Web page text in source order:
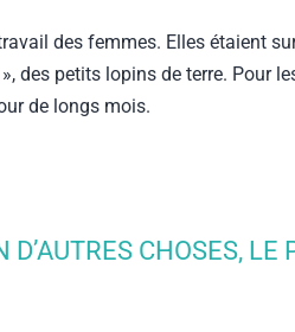
des femmes. Elles étaient
des petits lopins de terre. Pour
de longs mois.
CHOSES,